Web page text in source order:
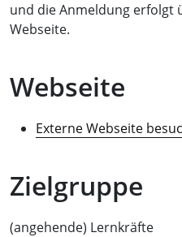
und die Anmeldung erfolgt
Webseite.
Webseite
Externe Webseite
Zielgruppe
(angehende) Lernkräfte